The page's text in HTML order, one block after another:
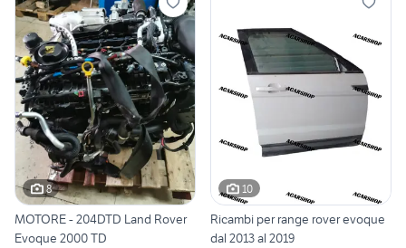
8
MOTORE - 204DTD Land Rover
Evoque 2000 TD
10
Ricambi per range rover evoque
dal 2013 al 2019